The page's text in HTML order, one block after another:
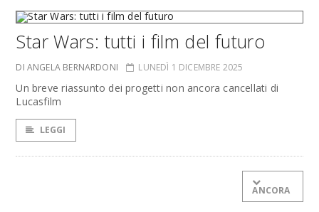
Star Wars: tutti i film del futuro
DI ANGELA BERNARDONI LUNEDÌ 1 DICEMBRE 2025
Un breve riassunto dei progetti non ancora cancellati di
Lucasfilm
LEGGI
ANCORA